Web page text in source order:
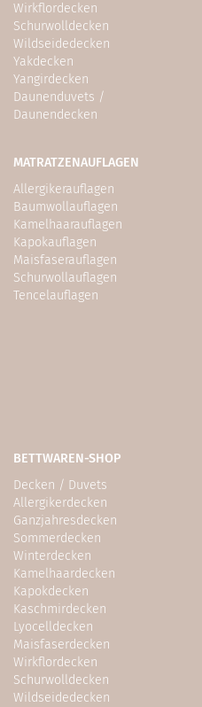
Wirkflordecken
Schurwolldecken
Wildseidedecken
Yakdecken
Yangirdecken
Daunenduvets /
Daunendecken
MATRATZENAUFLAGEN
Allergikerauflagen
Baumwollauflagen
Kamelhaarauflagen
Kapokauflagen
Maisfaserauflagen
Schurwollauflagen
Tencelauflagen
BETTWAREN-SHOP
Decken / Duvets
Allergikerdecken
Ganzjahresdecken
Sommerdecken
Winterdecken
Kamelhaardecken
Kapokdecken
Kaschmirdecken
Lyocelldecken
Maisfaserdecken
Wirkflordecken
Schurwolldecken
Wildseidedecken